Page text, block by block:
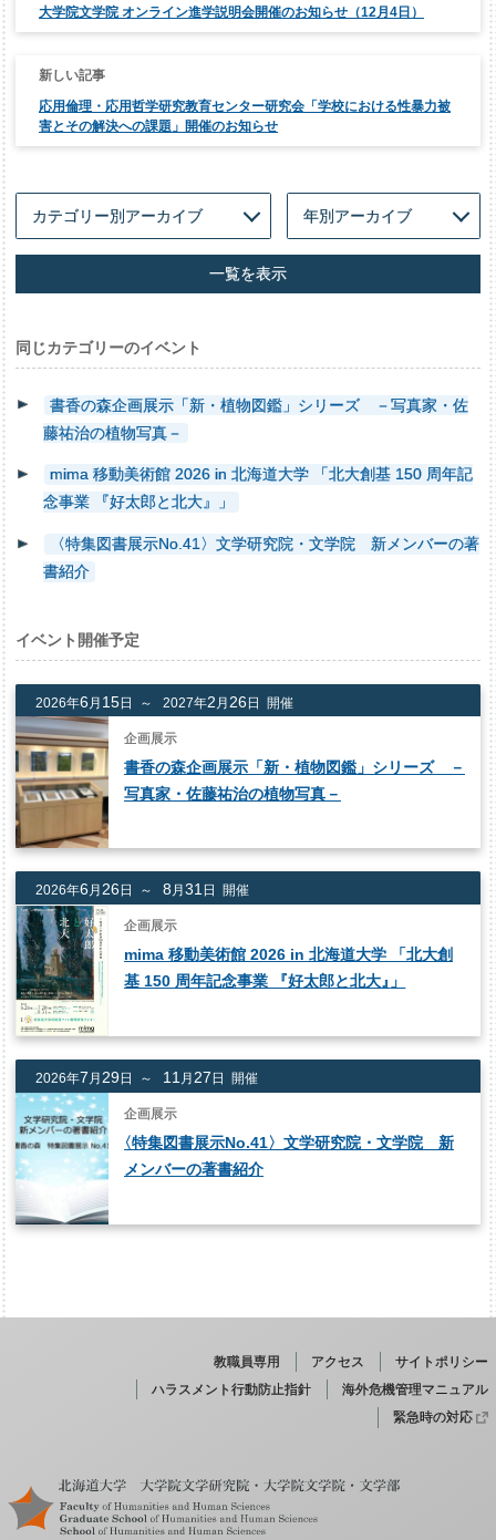
ゲ
大学院文学院 オンライン進学説明会開催のお知らせ（12月4日）
応用倫理・応用哲学研究教育センター研究会「学校における性暴力被
害とその解決への課題」開催のお知らせ
一覧を表示
同じカテゴリーのイベント
書香の森企画展示「新・植物図鑑」シリーズ －写真家・佐
藤祐治の植物写真－
mima 移動美術館 2026 in 北海道大学 「北大創基 150 周年記
念事業 『好太郎と北大』」
〈特集図書展示No.41〉文学研究院・文学院 新メンバーの著
書紹介
イベント開催予定
2026年6 月 15日 ～ 2027年2 月 26 日 開催
企画展示
書香の森企画展示「新・植物図鑑」シリーズ －
写真家・佐藤祐治の植物写真－
2026年6 月 26 日 ～ 8 月 31日 開催
企画展示
mima 移動美術館 2026 in 北海道大学 「北大創
基 150 周年記念事業 『好太郎と北大』 」
2026年7 月 29日 ～ 11月 27 日 開催
企画展示
〈特集図書展示No.41〉文学研究院・文学院 新
メンバーの著書紹介
教職員専用 アクセス
サイトポリシー
ハラスメント行動防止指針
海外危機管理マニュアル
緊急時の対応